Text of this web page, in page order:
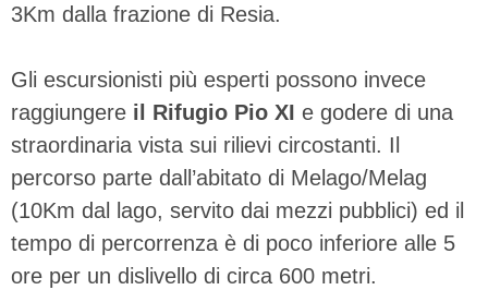
3Km dalla frazione di Resia.
Gli escursionisti più esperti possono invece
raggiungere il Rifugio Pio XI e godere di una
straordinaria vista sui rilievi circostanti. Il
percorso parte dall’abitato di Melago/Melag
(10Km dal lago, servito dai mezzi pubblici) ed il
tempo di percorrenza è di poco inferiore alle 5
ore per un dislivello di circa 600 metri.